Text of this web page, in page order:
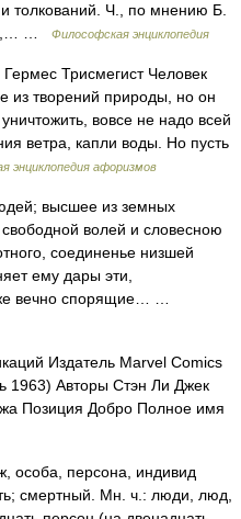
толкований. Ч., по мнению Б.
…
Философская энциклопедия
Трисмегист Человек
из творений природы, но он
вовсе не надо всей
ветра, капли воды. Но пусть
энциклопедия афоризмов
высшее из земных
волей и словесною
соединенье низшей
ему дары эти,
вечно спорящие… …
Издатель Marvel Comics
1963) Авторы Стэн Ли Джек
Позиция Добро Полное имя
особа, персона, индивид
смертный. Мн. ч.: люди, люд,